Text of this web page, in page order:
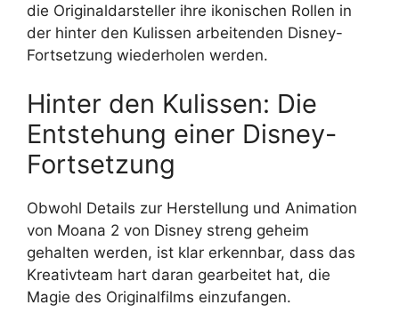
die Originaldarsteller ihre ikonischen Rollen in
der hinter den Kulissen arbeitenden Disney-
Fortsetzung wiederholen werden.
Hinter den Kulissen: Die
Entstehung einer Disney-
Fortsetzung
Obwohl Details zur Herstellung und Animation
von Moana 2 von Disney streng geheim
gehalten werden, ist klar erkennbar, dass das
Kreativteam hart daran gearbeitet hat, die
Magie des Originalfilms einzufangen.